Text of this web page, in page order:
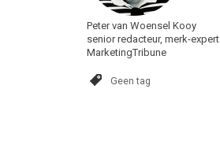
Peter van Woensel Kooy
senior redacteur, merk-expert
MarketingTribune
Geen tag